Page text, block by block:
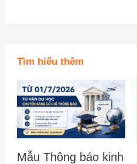
Tìm hiểu thêm
Mẫu Thông báo kinh